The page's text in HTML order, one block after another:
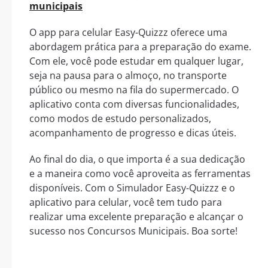
municipais
O app para celular Easy-Quizzz oferece uma
abordagem prática para a preparação do exame.
Com ele, você pode estudar em qualquer lugar,
seja na pausa para o almoço, no transporte
público ou mesmo na fila do supermercado. O
aplicativo conta com diversas funcionalidades,
como modos de estudo personalizados,
acompanhamento de progresso e dicas úteis.
Ao final do dia, o que importa é a sua dedicação
e a maneira como você aproveita as ferramentas
disponíveis. Com o Simulador Easy-Quizzz e o
aplicativo para celular, você tem tudo para
realizar uma excelente preparação e alcançar o
sucesso nos Concursos Municipais. Boa sorte!